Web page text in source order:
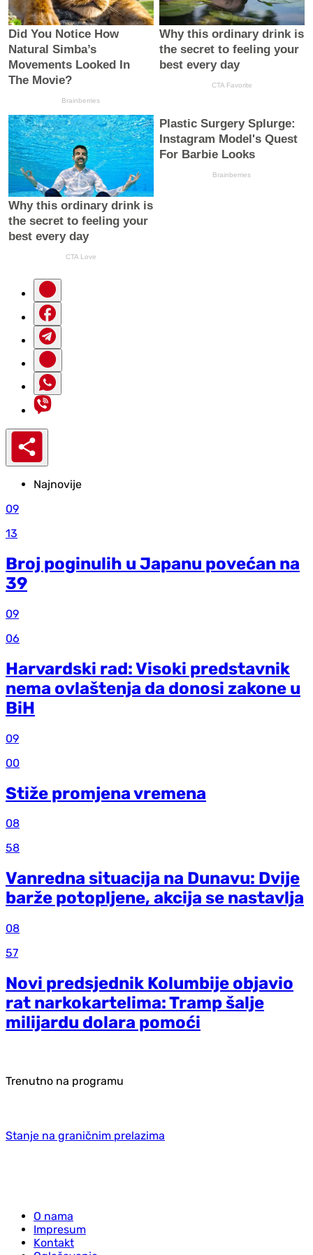
Najnovije
09
13
Broj poginulih u Japanu povećan na
39
09
06
Harvardski rad: Visoki predstavnik
nema ovlaštenja da donosi zakone u
BiH
09
00
Stiže promjena vremena
08
58
Vanredna situacija na Dunavu: Dvije
barže potopljene, akcija se nastavlja
08
57
Novi predsjednik Kolumbije objavio
rat narkokartelima: Tramp šalje
milijardu dolara pomoći
Trenutno na programu
Stanje na graničnim prelazima
O nama
Impresum
Kontakt